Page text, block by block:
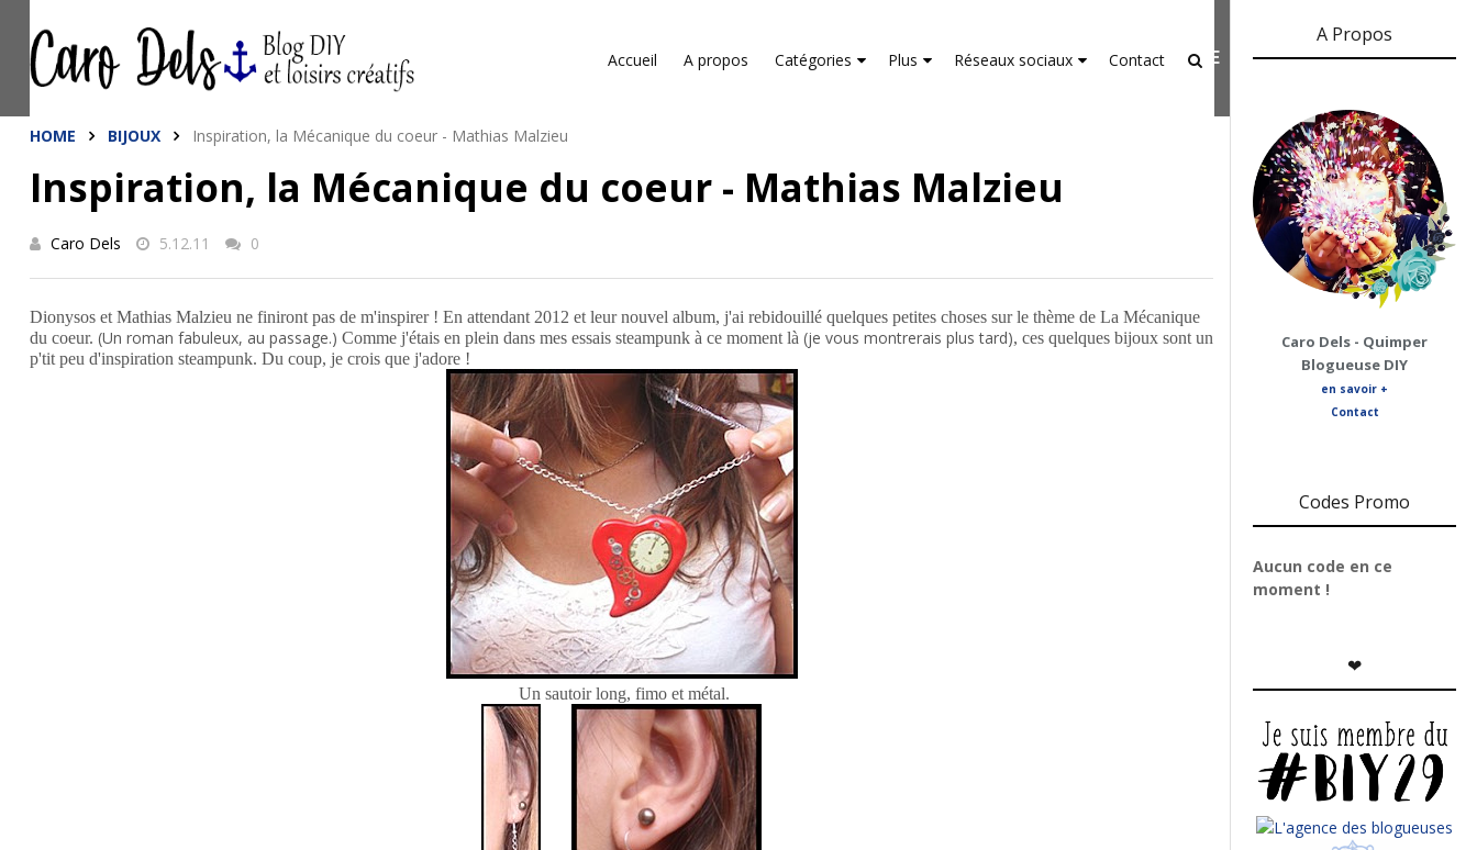
Accueil A propos Catégories Plus Réseaux sociaux Contact
HOME BIJOUX Inspiration, la Mécanique du coeur - Mathias Malzieu
Inspiration, la Mécanique du coeur - Mathias Malzieu
Caro Dels 5.12.11 0
Dionysos et Mathias Malzieu ne finiront pas de m'inspirer ! En attendant 2012 et leur nouvel album, j'ai rebidouillé quelques petites choses sur le thème de La Mécanique
du coeur. (Un roman fabuleux, au passage.) Comme j'étais en plein dans mes essais steampunk à ce moment là (je vous montrerais plus tard), ces quelques bijoux sont un
p'tit peu d'inspiration steampunk. Du coup, je crois que j'adore !
Un sautoir long, fimo et métal.
A Propos
Caro Dels - Quimper
Blogueuse DIY
en savoir +
Contact
Codes Promo
Aucun code en ce
moment !
❤
This site uses cookies from Google to deliver its services and to analyze traffic. Your IP address and user-agent
are shared with Google along with performance and security metrics to ensure quality of service, generate usage
statistics, and to detect and address abuse.
LEARN MORE GOT IT